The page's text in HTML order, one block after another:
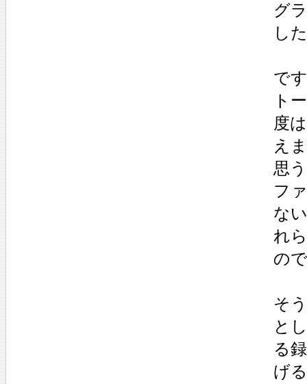
グ
し
で
ト
度
え
思
フ
な
れ
の
そ
と
る
げ